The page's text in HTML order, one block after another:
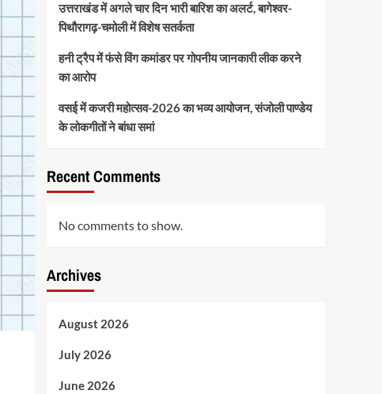
उत्तराखंड में अगले चार दिन भारी बारिश का अलर्ट, बागेश्वर-
पिथौरागढ़-चमोली में विशेष सतर्कता
हनी ट्रैप में फंसे विंग कमांडर पर गोपनीय जानकारी लीक करने
का आरोप
वसई में कजरी महोत्सव-2026 का भव्य आयोजन, संजोली पाण्डेय
के लोकगीतों ने बांधा समां
Recent Comments
No comments to show.
Archives
August 2026
July 2026
June 2026